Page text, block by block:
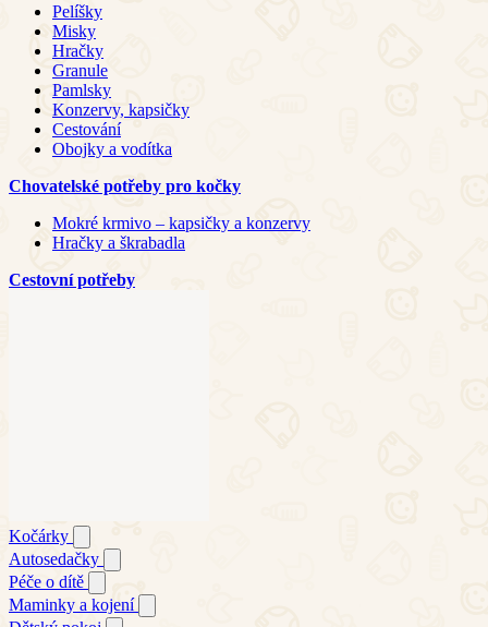
Pelíšky
Misky
Hračky
Granule
Pamlsky
Konzervy, kapsičky
Cestování
Obojky a vodítka
Chovatelské potřeby pro kočky
Mokré krmivo – kapsičky a konzervy
Hračky a škrabadla
Cestovní potřeby
Kočárky
Autosedačky
Péče o dítě
Maminky a kojení